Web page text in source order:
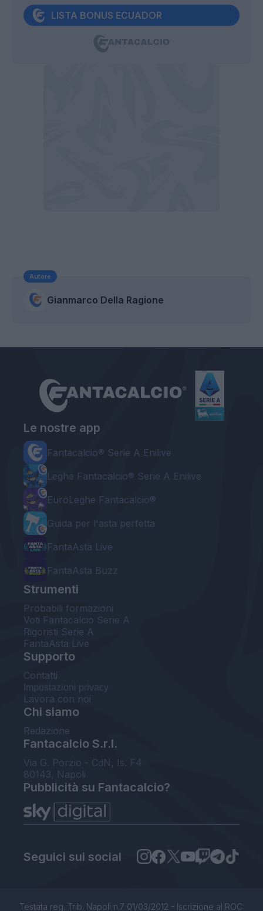
LISTA BONUS ECUADOR
Autore
Gianmarco Della Ragione
Le nostre app
Fantacalcio® Serie A Enilive
Leghe Fantacalcio® Serie A Enilive
EuroLeghe Fantacalcio®
Guida per l'asta perfetta
FantaAsta Live
FantaAsta Buzz
Strumenti
Probabili formazioni
Voti Fantacalcio Serie A
Rigoristi Serie A
FantaAsta Live
Supporto
Contatti
Impostazioni privacy
Lavora con noi
Chi siamo
Redazione
Fantacalcio S.r.l.
Via G. Porzio - CdN, Is. F4
80143, Napoli
Pubblicità su Fantacalcio?
Seguici sui social
Testata reg. Trib. Napoli n.7 01/03/2012 - Iscrizione al ROC: